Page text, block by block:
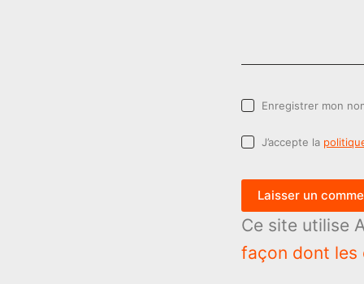
Enregistrer mon
J’accepte la
Laisser un
Ce site utilise
façon dont les